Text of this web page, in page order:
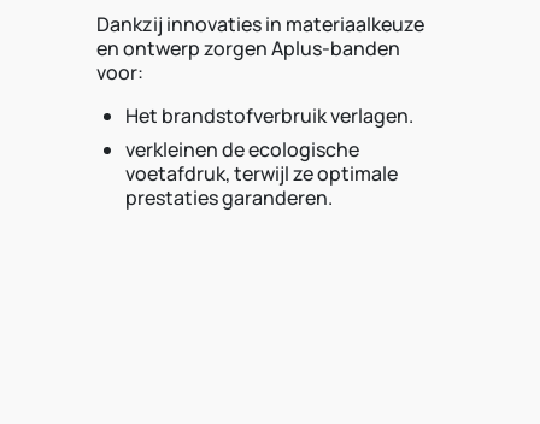
Dankzij innovaties in materiaalkeuze
en ontwerp zorgen Aplus-banden
voor:
Het brandstofverbruik verlagen.
verkleinen de ecologische
voetafdruk, terwijl ze optimale
prestaties garanderen.